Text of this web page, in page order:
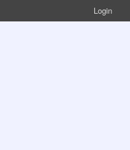
Login